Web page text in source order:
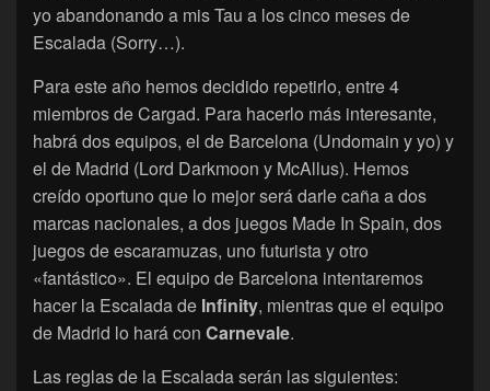
yo abandonando a mis Tau a los cinco meses de
Escalada (Sorry…).
Para este año hemos decidido repetirlo, entre 4
miembros de Cargad. Para hacerlo más interesante,
habrá dos equipos, el de Barcelona (Undomain y yo) y
el de Madrid (Lord Darkmoon y McAllus). Hemos
creído oportuno que lo mejor será darle caña a dos
marcas nacionales, a dos juegos Made In Spain, dos
juegos de escaramuzas, uno futurista y otro
«fantástico». El equipo de Barcelona intentaremos
hacer la Escalada de Infinity, mientras que el equipo
de Madrid lo hará con Carnevale.
Las reglas de la Escalada serán las siguientes: